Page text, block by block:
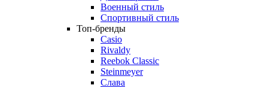
Военный стиль
Спортивный стиль
Топ-бренды
Casio
Rivaldy
Reebok Classic
Steinmeyer
Слава